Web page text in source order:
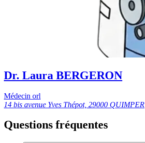
Dr. Laura BERGERON
Médecin orl
14 bis avenue Yves Thépot, 29000 QUIMPER
Questions fréquentes